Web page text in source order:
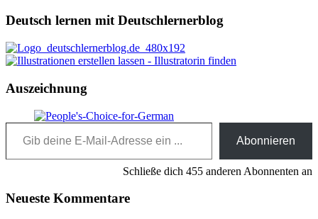
Deutsch lernen mit Deutschlernerblog
Auszeichnung
Gib deine E-Mail-Adresse ein ...
Abonnieren
Schließe dich 455 anderen Abonnenten an
Neueste Kommentare